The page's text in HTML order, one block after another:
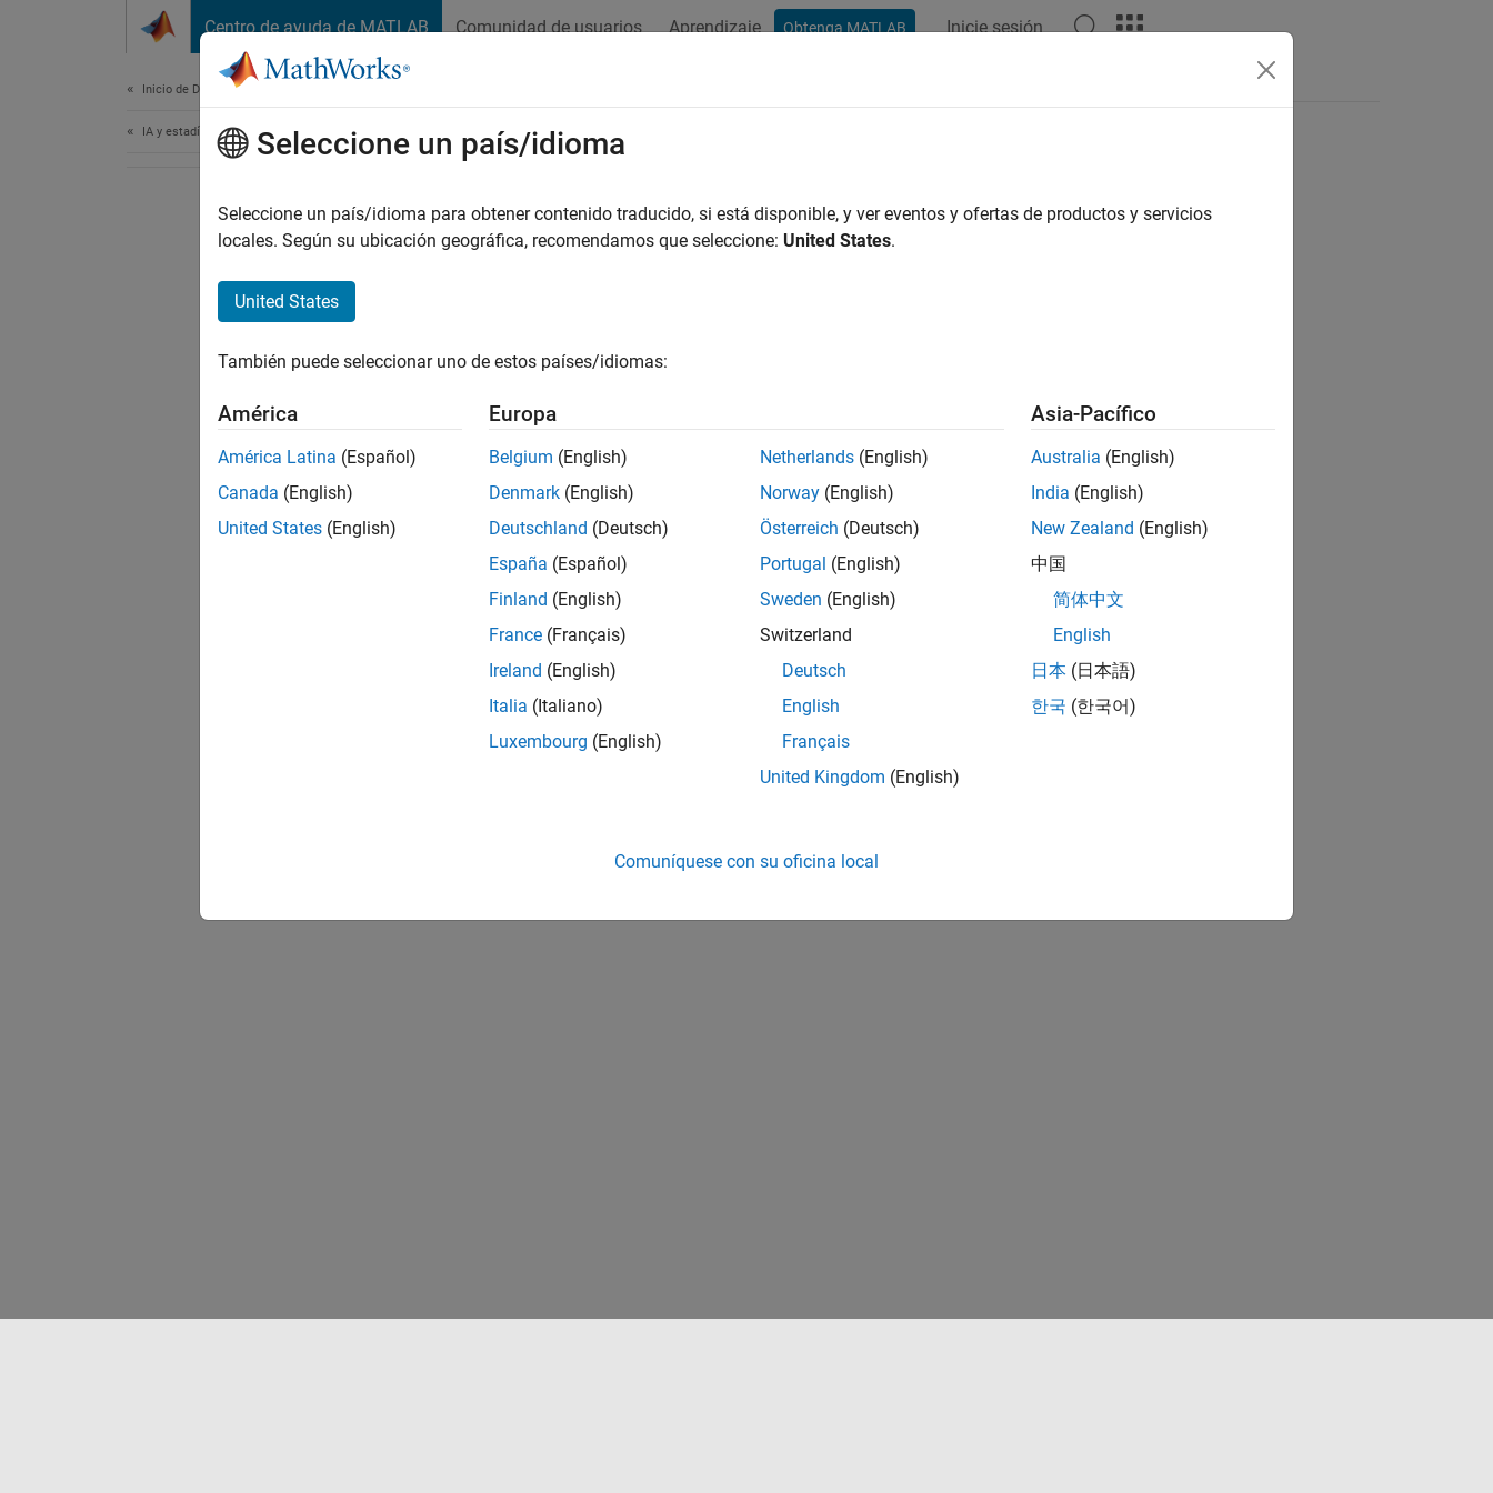
Centro de ayuda de MATLAB Comunidad de usuarios Aprendizaje Obtenga MATLAB Inicie sesión
Inicio de Documentación
IA y estadística
¿Qué tan útil fue esta traducción?
Seleccione un país/idioma
Seleccione un país/idioma para obtener contenido traducido, si está disponible, y ver eventos y ofertas de productos y servicios
locales. Según su ubicación geográfica, recomendamos que seleccione: United States.
United States
También puede seleccionar uno de estos países/idiomas:
América
América Latina (Español)
Canada (English)
United States (English)
Europa
Belgium (English)
Denmark (English)
Deutschland (Deutsch)
España (Español)
Finland (English)
France (Français)
Ireland (English)
Italia (Italiano)
Luxembourg (English)
Netherlands (English)
Norway (English)
Österreich (Deutsch)
Portugal (English)
Sweden (English)
Switzerland
Deutsch
English
Français
United Kingdom (English)
Asia-Pacífico
Australia (English)
India (English)
New Zealand (English)
中国
简体中文
English
日本 (日本語)
한국 (한국어)
Comuníquese con su oficina local